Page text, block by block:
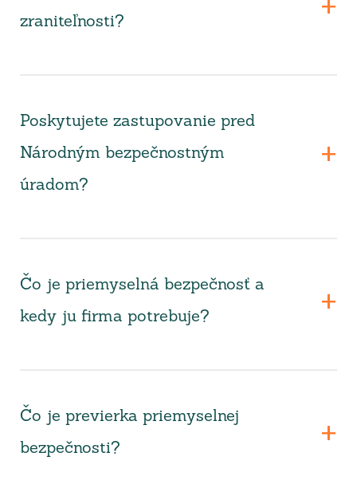
zraniteľnosti?
Poskytujete zastupovanie pred
Národným bezpečnostným
úradom?
Čo je priemyselná bezpečnosť a
kedy ju firma potrebuje?
Čo je previerka priemyselnej
bezpečnosti?